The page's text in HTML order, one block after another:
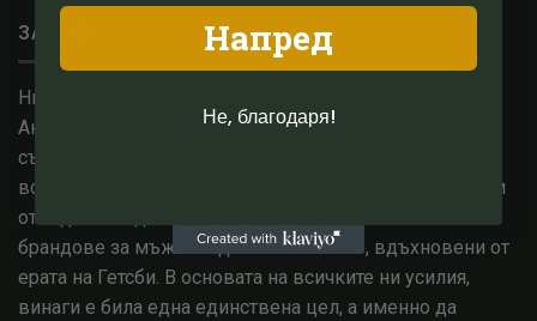
ЗА НАС
Ние сме малък семеен бизнес, базиран в Котсуолдс,
Англия. След години опит в модната сфера,
съсредоточихме знанията си в епохата на 1920-те и
всичко, с което тя промени световната мода. Работим
от години с едни от най високо оценените английски
брандове за мъжко и дамско облекло, вдъхновени от
ерата на Гетсби. В основата на всичките ни усилия,
винаги е била една единствена цел, а именно да
Напред
Не, благодаря!